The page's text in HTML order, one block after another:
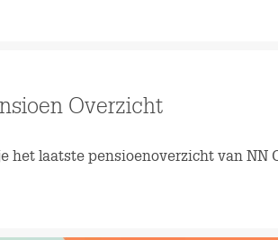
Overzicht
het laatste pensioenoverzicht van NN